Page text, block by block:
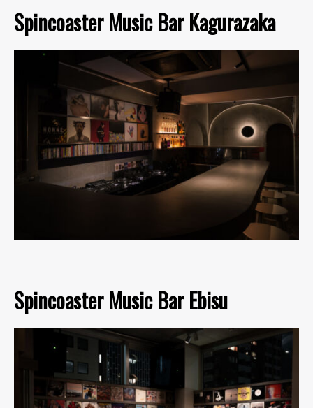
Spincoaster Music Bar Kagurazaka
Spincoaster Music Bar Ebisu